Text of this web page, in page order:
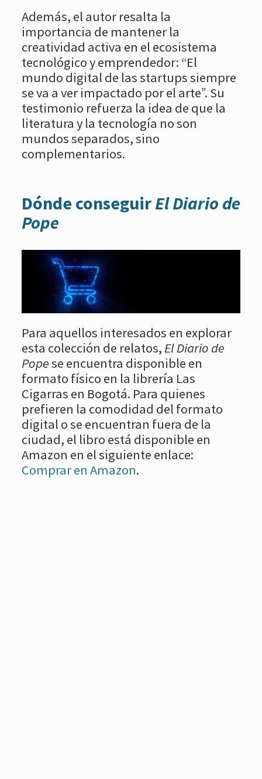
Además, el autor resalta la
importancia de mantener la
creatividad activa en el ecosistema
tecnológico y emprendedor: “El
mundo digital de las startups siempre
se va a ver impactado por el arte”. Su
testimonio refuerza la idea de que la
literatura y la tecnología no son
mundos separados, sino
complementarios.
Dónde conseguirEl Diario de
Pope
Para aquellos interesados en explorar
esta colección de relatos,El Diario de
Popese encuentra disponible en
formato físico en la librería Las
Cigarras en Bogotá. Para quienes
prefieren la comodidad del formato
digital o se encuentran fuera de la
ciudad, el libro está disponible en
Amazon en el siguiente enlace:
Comprar en Amazon.